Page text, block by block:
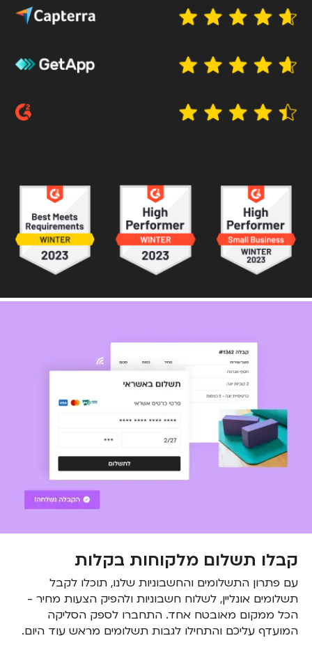
קבלו תשלום מלקוחות בקלות
עם פתרון התשלומים והחשבוניות שלנו, תוכלו לקבל
תשלומים אונליין, לשלוח חשבוניות ולהפיק הצעות מחיר -
הכל ממקום מאובטח אחד. התחברו לספק הסליקה
המועדף עליכם והתחילו לגבות תשלומים מראש עוד היום.